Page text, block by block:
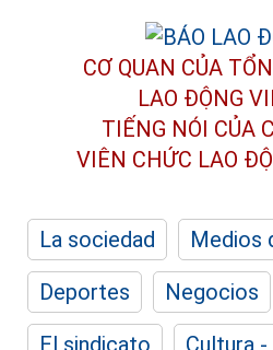
CƠ QUAN CỦA
LAO ĐỘNG
TIẾNG NÓI CỦA
VIÊN CHỨC LAO
La sociedad
Medios
Deportes
Negocios
El sindicato
Cultura